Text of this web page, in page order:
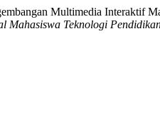
Multimedia Interaktif
Mahasiswa Teknologi